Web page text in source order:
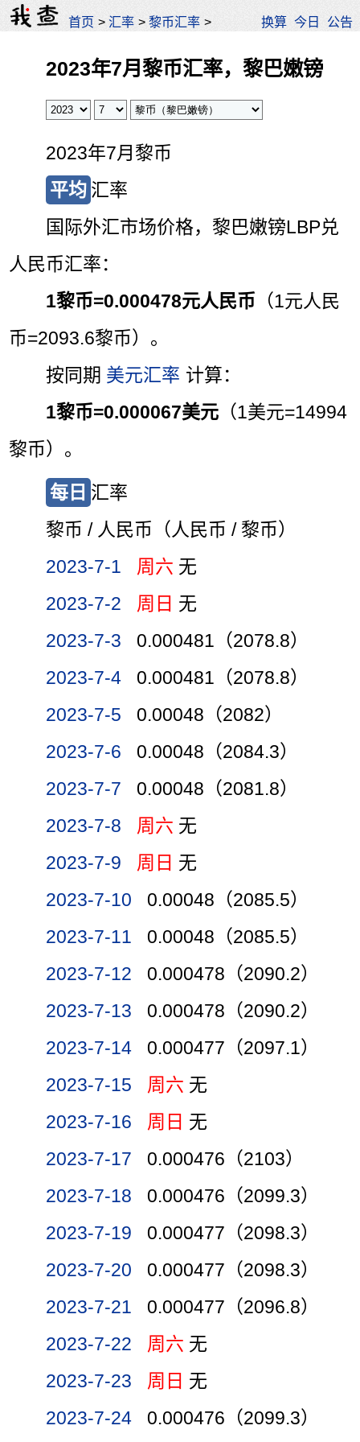
首页 >汇率 >黎币汇率 > 换算 今日 公告
2023年7月黎币汇率，黎巴嫩镑
2023年7月黎币
平均 汇率
国际外汇市场价格，黎巴嫩镑LBP兑
人民币汇率：
1黎币=0.000478元人民币 （1元人民
币=2093.6黎币）。
按同期 美元汇率 计算：
1黎币=0.000067美元 （1美元=14994
黎币）。
每日 汇率
黎币 / 人民币（人民币 / 黎币）
2023-7-1
周六 无
2023-7-2
周日 无
2023-7-3
0.000481（2078.8）
2023-7-4
0.000481（2078.8）
2023-7-5
0.00048（2082）
2023-7-6
0.00048（2084.3）
2023-7-7
0.00048（2081.8）
2023-7-8
周六 无
2023-7-9
周日 无
2023-7-10
0.00048（2085.5）
2023-7-11
0.00048（2085.5）
2023-7-12
0.000478（2090.2）
2023-7-13
0.000478（2090.2）
2023-7-14
0.000477（2097.1）
2023-7-15
周六 无
2023-7-16
周日 无
2023-7-17
0.000476（2103）
2023-7-18
0.000476（2099.3）
2023-7-19
0.000477（2098.3）
2023-7-20
0.000477（2098.3）
2023-7-21
0.000477（2096.8）
2023-7-22
周六 无
2023-7-23
周日 无
2023-7-24
0.000476（2099.3）